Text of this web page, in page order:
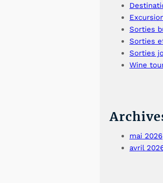
Sorties
Sorties
Sorties
Wine
mai 2026
avril